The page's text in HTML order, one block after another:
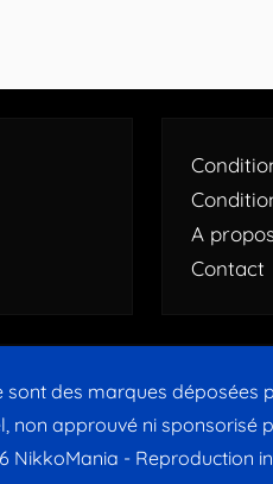
A
Contact
sont des marques déposées
non approuvé ni sponsorisé
NikkoMania - Reproduction